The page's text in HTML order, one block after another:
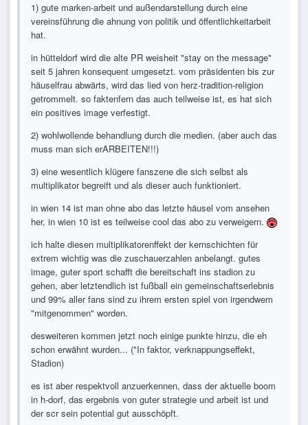
1) gute marken-arbeit und außendarstellung durch eine
vereinsführung die ahnung von politik und öffentlichkeitarbeit
hat.
in hütteldorf wird die alte PR weisheit "stay on the message"
seit 5 jahren konsequent umgesetzt. vom präsidenten bis zur
häuselfrau abwärts, wird das lied von herz-tradition-religion
getrommelt. so faktenfern das auch teilweise ist, es hat sich
ein positives image verfestigt.
2) wohlwollende behandlung durch die medien. (aber auch das
muss man sich erARBEITEN!!!)
3) eine wesentlich klügere fanszene die sich selbst als
multiplikator begreift und als dieser auch funktioniert.
in wien 14 ist man ohne abo das letzte häusel vom ansehen
her, in wien 10 ist es teilweise cool das abo zu verweigern.
ich halte diesen multiplikatorenffekt der kernschichten für
extrem wichtig was die zuschauerzahlen anbelangt. gutes
image, guter sport schafft die bereitschaft ins stadion zu
gehen, aber letztendlich ist fußball ein gemeinschaftserlebnis
und 99% aller fans sind zu ihrem ersten spiel von irgendwem
"mitgenommen" worden.
desweiteren kommen jetzt noch einige punkte hinzu, die eh
schon erwähnt wurden... ("In faktor, verknappungseffekt,
Stadion)
es ist aber respektvoll anzuerkennen, dass der aktuelle boom
in h-dorf, das ergebnis von guter strategie und arbeit ist und
der scr sein potential gut ausschöpft.